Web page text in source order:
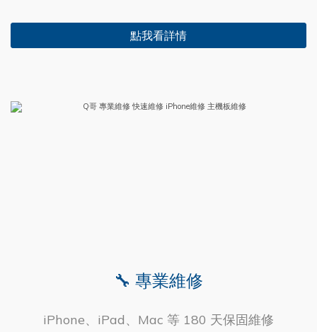
點我看詳情
🔧 專業維修
iPhone、iPad、Mac 等 180 天保固維修